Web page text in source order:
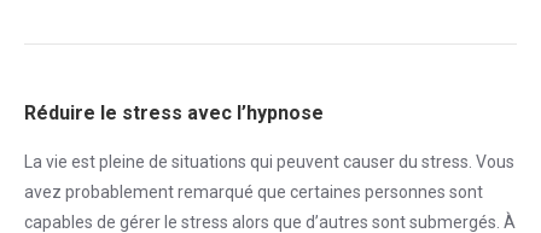
Réduire le stress avec l’hypnose
La vie est pleine de situations qui peuvent causer du stress . Vous
avez probablement remarqué que certaines personnes sont
capables de gérer le stress alors que d’autres sont submergés. À